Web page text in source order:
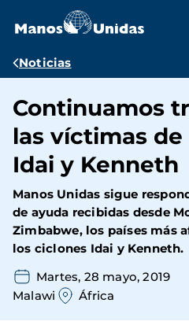
contenido
Ruta
navegación
Noticias
Continuamos
las víctimas
Idai y Kenneth
Manos Unidas sigue
de ayuda recibidas desde
Zimbabwe, los países más
los ciclones Idai y Kenneth.
Martes, 28 mayo, 2019
Malawi
África